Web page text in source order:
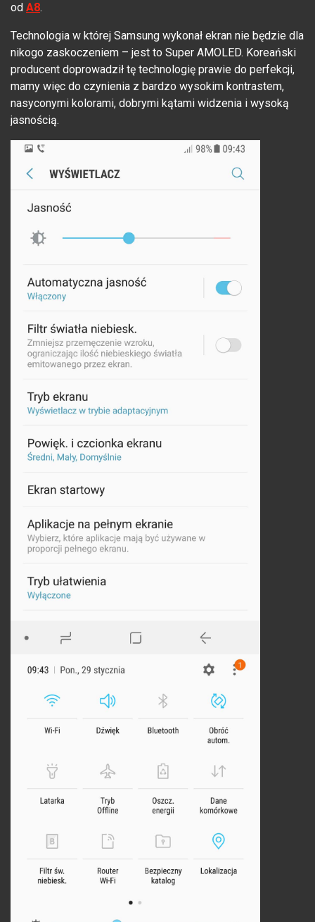
od A8.
Technologia w której Samsung wykonał ekran nie będzie dla
nikogo zaskoczeniem – jest to Super AMOLED. Koreański
producent doprowadził tę technologię prawie do perfekcji,
mamy więc do czynienia z bardzo wysokim kontrastem,
nasyconymi kolorami, dobrymi kątami widzenia i wysoką
jasnością.